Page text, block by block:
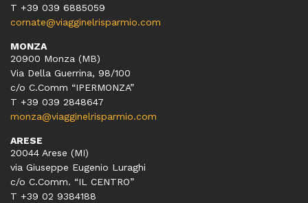
T +39 039 6885059
cornate@viagginelrisparmio.com
MONZA
20900 Monza (MB)
Via Della Guerrina, 98/100
c/o C.Comm “IPERMONZA”
T +39 039 2848647
monza@viagginelrisparmio.com
ARESE
20044 Arese (MI)
via Giuseppe Eugenio Luraghi
c/o C.Comm. “IL CENTRO”
T +39 02 9384188